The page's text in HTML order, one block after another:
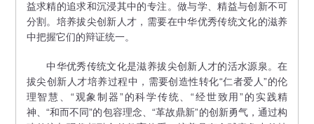
益求精的追求和沉浸其中的专注。做与学、精益与创新不可
分割。培养拔尖创新人才，需要在中华优秀传统文化的滋养
中把握它们的辩证统一。
中华优秀传统文化是滋养拔尖创新人才的活水源泉。在
拔尖创新人才培养过程中，需要创造性转化“仁者爱人”的伦
理智慧、“观象制器”的科学传统、“经世致用”的实践精
神、“和而不同”的包容理念、“革故鼎新”的创新勇气，通过构